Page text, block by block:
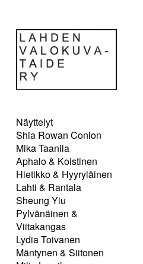
Näyttelyt
Shia Rowan Conlon
Mika Taanila
Aphalo & Koistinen
Hietikko & Hyyryläinen
Lahti & Rantala
Sheung Yiu
Pylvänäinen &
Viitakangas
Lydia Toivanen
Mäntynen & Siitonen